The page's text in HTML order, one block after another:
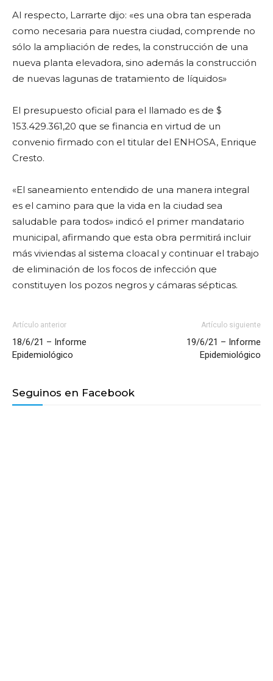
Al respecto, Larrarte dijo: «es una obra tan esperada
como necesaria para nuestra ciudad, comprende no
sólo la ampliación de redes, la construcción de una
nueva planta elevadora, sino además la construcción
de nuevas lagunas de tratamiento de líquidos»
El presupuesto oficial para el llamado es de $
153.429.361,20 que se financia en virtud de un
convenio firmado con el titular del ENHOSA, Enrique
Cresto.
«El saneamiento entendido de una manera integral
es el camino para que la vida en la ciudad sea
saludable para todos» indicó el primer mandatario
municipal, afirmando que esta obra permitirá incluir
más viviendas al sistema cloacal y continuar el trabajo
de eliminación de los focos de infección que
constituyen los pozos negros y cámaras sépticas.
Artículo anterior
18/6/21 – Informe
Epidemiológico
Artículo siguiente
19/6/21 – Informe
Epidemiológico
Seguinos en Facebook